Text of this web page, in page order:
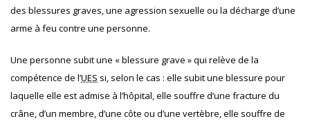
des blessures graves, une agression sexuelle ou la décharge d’une
arme à feu contre une personne.
Une personne subit une « blessure grave » qui relève de la
compétence de l’UES si, selon le cas : elle subit une blessure pour
laquelle elle est admise à l’hôpital, elle souffre d’une fracture du
crâne, d’un membre, d’une côte ou d’une vertèbre, elle souffre de